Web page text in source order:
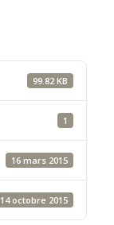
99.82 KB
1
16 mars 2015
14 octobre 2015